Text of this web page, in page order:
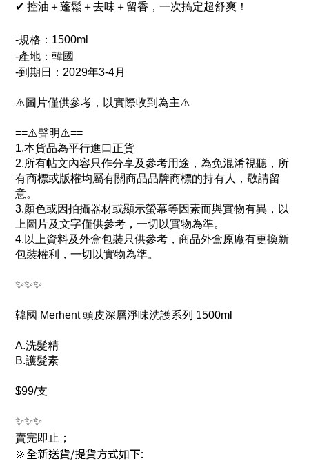
✔ 控油＋蓬鬆＋去味＋留香，一次搞定超舒爽！
-規格：1500ml
-產地：韓國
-到期日：2029年3-4月
⚠️圖片僅供參考，以實際收到為主⚠️
==⚠️聲明⚠️==
1.本貨品為平行進口正貨
2.所有帖文內容只作分享及參考用途，為免混淆視聽，所
有商標或版權均屬有關商品品牌商標的持有人，敬請留
意。
3.顏色或因拍攝器材或顯示螢幕等因素而與實物有異，以
上圖片及文字僅供參考，一切以實物為準。
4.以上資料及外盒包裝只供參考，商品外盒原廠有更換新
包裝權利，一切以實物為準。
✨✨✨
韓國 Merhent 頭皮深層淨味洗護系列 1500ml
A.洗髮精
B.護髮素
$99/支
✨✨✨
賣完即止；
🔆全新送貨/提貨方式如下: